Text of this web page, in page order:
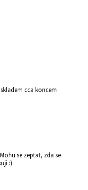
cca koncem
se zeptat, zda se
:)